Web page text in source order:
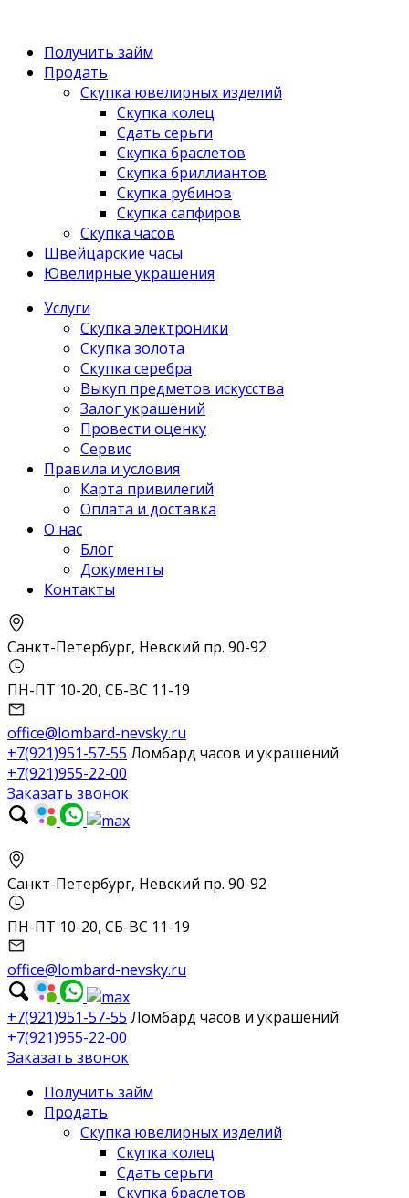
Получить займ
Продать
Скупка ювелирных изделий
Скупка колец
Сдать серьги
Скупка браслетов
Скупка бриллиантов
Скупка рубинов
Скупка сапфиров
Скупка часов
Швейцарские часы
Ювелирные украшения
Услуги
Скупка электроники
Скупка золота
Скупка серебра
Выкуп предметов искусства
Залог украшений
Провести оценку
Сервис
Правила и условия
Карта привилегий
Оплата и доставка
О нас
Блог
Документы
Контакты
Санкт-Петербург, Невский пр. 90-92
ПН-ПТ 10-20, СБ-ВС 11-19
office@lombard-nevsky.ru
+7(921)951-57-55 Ломбард часов и украшений
+7(921)955-22-00
Заказать звонок
Санкт-Петербург, Невский пр. 90-92
ПН-ПТ 10-20, СБ-ВС 11-19
office@lombard-nevsky.ru
+7(921)951-57-55 Ломбард часов и украшений
+7(921)955-22-00
Заказать звонок
Получить займ
Продать
Скупка ювелирных изделий
Скупка колец
Сдать серьги
Скупка браслетов